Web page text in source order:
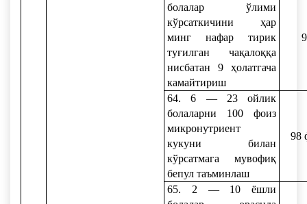
болалар ўлими
кўрсаткичини ҳар
минг нафар тирик
туғилган чақалоққа
нисбатан 9 ҳолатгача
камайтириш
64. 6 — 23 ойлик
болаларни 100 фоиз
микронутриент
кукуни билан
кўрсатмага мувофиқ
бепул таъминлаш
98
65. 2 — 10 ёшли